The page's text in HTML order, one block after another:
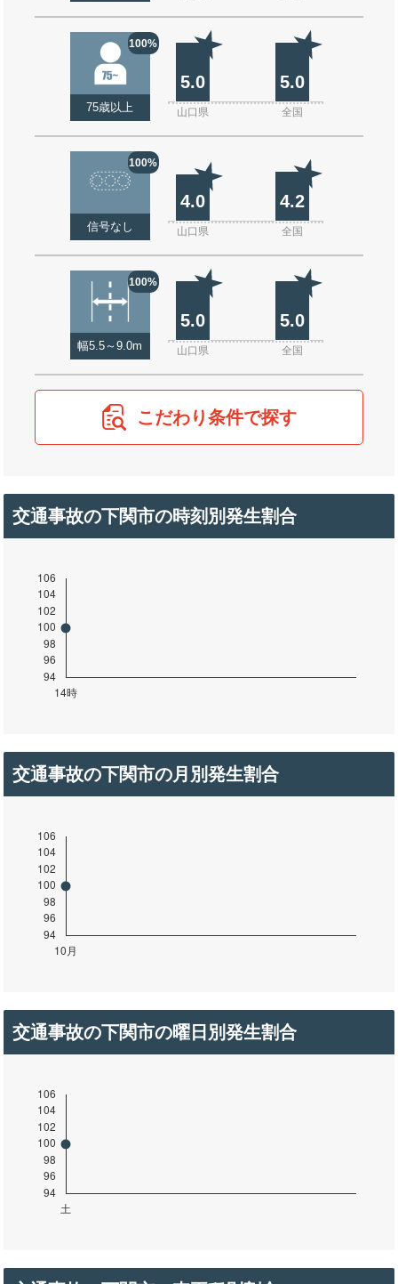
100%
75歳以上
5.0 5.0
山口県 全国
100%
信号なし
4.0 4.2
山口県 全国
100%
幅5.5～9.0m
5.0 5.0
山口県 全国
こだわり条件で探す
交通事故の下関市の時刻別発生割合
交通事故の下関市の月別発生割合
交通事故の下関市の曜日別発生割合